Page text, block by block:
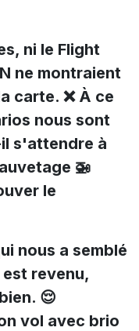
ni le Flight
ne montraient
carte. ❌ À ce
nous sont
s'attendre à
🚁
le
nous a semblé
revenu,
😌
vol avec brio